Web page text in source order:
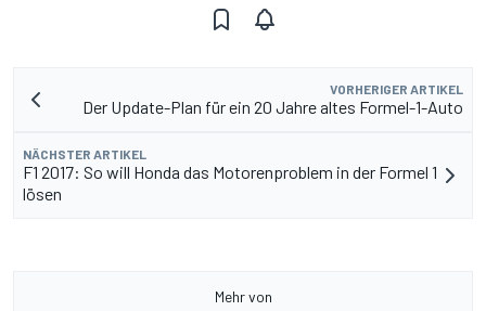
VORHERIGER ARTIKEL
Der Update-Plan für ein 20 Jahre altes Formel-1-Auto
NÄCHSTER ARTIKEL
F1 2017: So will Honda das Motorenproblem in der Formel 1
lösen
Mehr von